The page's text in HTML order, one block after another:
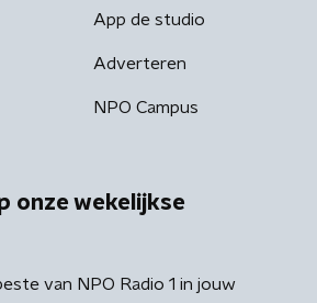
App de studio
Adverteren
NPO Campus
onze wekelijkse
van NPO Radio 1 in jouw